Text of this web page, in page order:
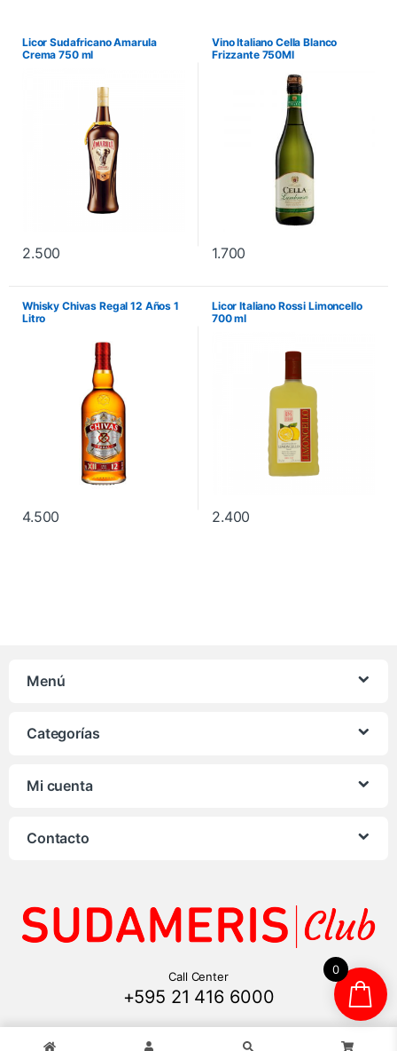
Licor Sudafricano Amarula
Crema 750 ml
2.500
Vino Italiano Cella Blanco
Frizzante 750Ml
1.700
Whisky Chivas Regal 12 Años 1
Litro
4.500
Licor Italiano Rossi Limoncello
700 ml
2.400
Menú
Categorías
Mi cuenta
Contacto
Call Center
+595 21 416 6000
0